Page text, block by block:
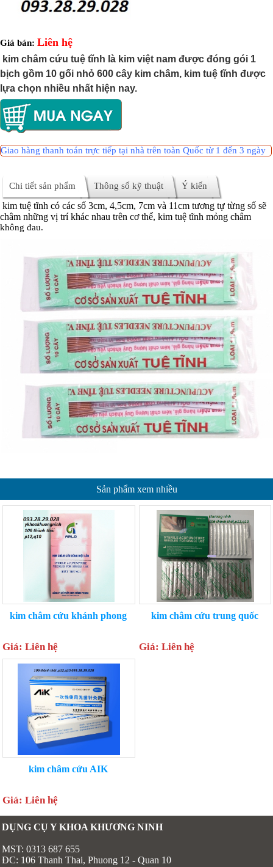
Giá bán: Liên hệ
kim châm cứu tuệ tĩnh là kim việt nam được đóng gói 1
bịch gồm 10 gối nhỏ 600 cây kim châm, kim tuệ tĩnh được
lựa chọn nhiều nhất hiện nay.
Giao hàng thanh toán trực tiếp tại nhà trên toàn Quốc từ 1 đến 3 ngày
Chi tiết sản phẩm Thông số kỹ thuật Ý kiến
kim tuệ tĩnh có các số 3cm, 4,5cm, 7cm và 11cm tương tự từng số sẽ
châm những vị trí khác nhau trên cơ thể, kim tuệ tĩnh mỏng châm
không đau.
Sản phẩm xem nhiều
kim châm cứu khánh phong
Giá: Liên hệ
kim châm cứu trung quốc
Giá: Liên hệ
kim châm cứu AIK
Giá: Liên hệ
DỤNG CỤ Y KHOA KHƯƠNG NINH
MST: 0313 687 655
ĐC: 106 Thanh Thai, Phuong 12 - Quan 10